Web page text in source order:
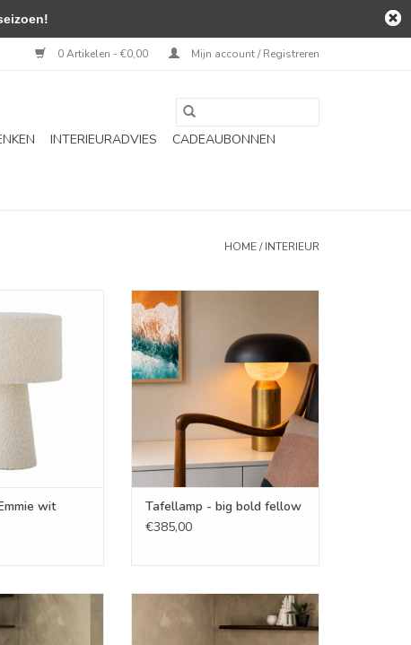
0 Artikelen - €0,00 Mijn account / Registreren
INTERIEURADVIES
CADEAUBONNEN
HOME/INTERIEUR
wit
Tafellamp - big bold fellow
Tafellamp - big bold fellow
€385,00
- Misa
WINKELWAGEN
TOEVOEGEN AAN WINKELWAGEN